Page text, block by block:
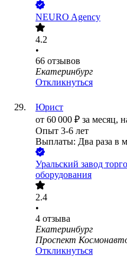
NEURO Agency
4.2
•
66 отзывов
Екатеринбург
Откликнуться
Юрист
от 60 000 ₽ за месяц,
Опыт 3-6 лет
Выплаты: Два раза в
Уральский завод
оборудования
2.4
•
4 отзыва
Екатеринбург
Проспект
Откликнуться